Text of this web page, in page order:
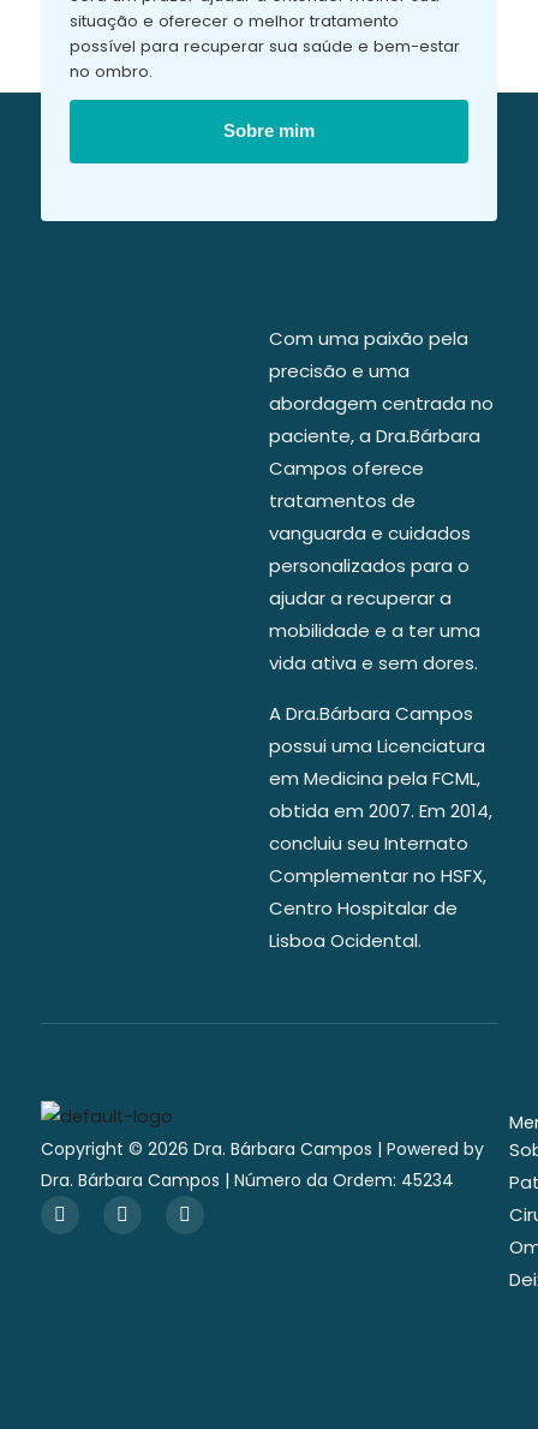
situação e oferecer o melhor tratamento
possível para recuperar sua saúde e bem-estar
no ombro.
Sobre mim
Com uma paixão pela
precisão e uma
abordagem centrada no
paciente, a Dra.Bárbara
Campos oferece
tratamentos de
vanguarda e cuidados
personalizados para o
ajudar a recuperar a
mobilidade e a ter uma
vida ativa e sem dores.
A Dra.Bárbara Campos
possui uma Licenciatura
em Medicina pela FCML,
obtida em 2007. Em 2014,
concluiu seu Internato
Complementar no HSFX,
Centro Hospitalar de
Lisboa Ocidental.
Copyright © 2026 Dra. Bárbara Campos | Powered by
Dra. Bárbara Campos | Número da Ordem: 45234
L
i
n
I
n
s
Y
o
u